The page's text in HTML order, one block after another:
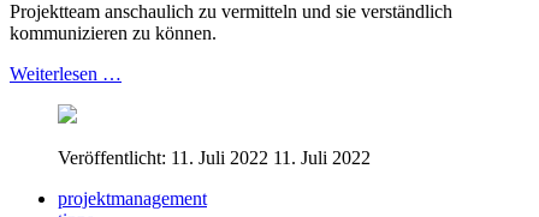
Projektteam anschaulich zu vermitteln und sie verständlich
kommunizieren zu können.
Weiterlesen …
Veröffentlicht: 11. Juli 2022 11. Juli 2022
projektmanagement